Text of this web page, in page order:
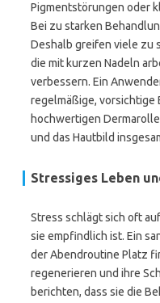
Pigmentstörungen oder
Bei zu starken
Deshalb greifen viele zu
die mit kurzen Nadeln
verbessern. Ein
regelmäßige, vorsichtige
hochwertigen
und das Hautbild
Stressiges Leben
Stress schlägt sich oft
sie empfindlich ist. Ein
der Abendroutine Platz
regenerieren und ihre
berichten, dass sie die